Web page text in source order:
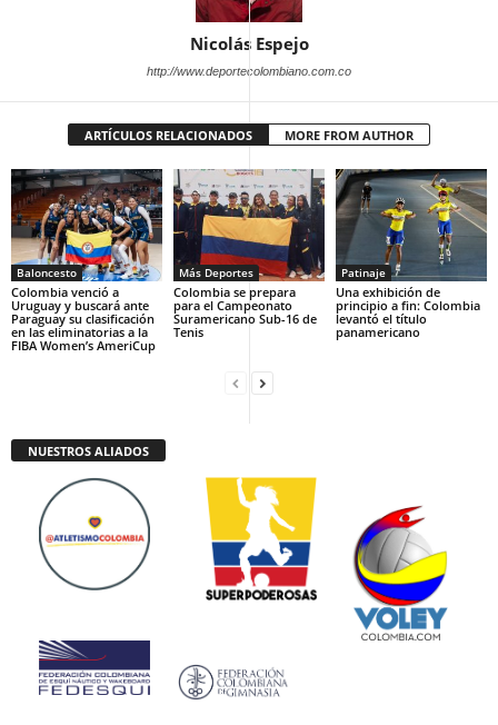
Nicolás Espejo
http://www.deportecolombiano.com.co
ARTÍCULOS RELACIONADOS MORE FROM AUTHOR
Baloncesto
Colombia venció a
Uruguay y buscará ante
Paraguay su clasificación
en las eliminatorias a la
FIBA Women’s AmeriCup
Más Deportes
Colombia se prepara
para el Campeonato
Suramericano Sub-16 de
Tenis
Patinaje
Una exhibición de
principio a fin: Colombia
levantó el título
panamericano
NUESTROS ALIADOS